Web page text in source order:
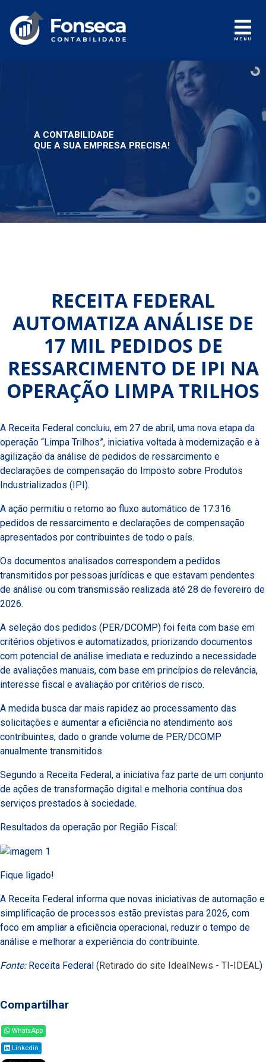
MENU
A CONTABILIDADE
QUE A SUA EMPRESA PRECISA!
RECEITA FEDERAL
AUTOMATIZA ANÁLISE DE
17 MIL PEDIDOS DE
RESSARCIMENTO DE IPI NA
OPERAÇÃO LIMPA TRILHOS
A Receita Federal concluiu, em 27 de abril, uma nova etapa da
operação “Limpa Trilhos”, iniciativa voltada à modernização e à
agilização da análise de pedidos de ressarcimento e
declarações de compensação do Imposto sobre Produtos
Industrializados (IPI).
A ação permitiu o retorno ao fluxo automático de 17.316
pedidos de ressarcimento e declarações de compensação
apresentados por contribuintes de todo o país.
Os documentos analisados correspondem a pedidos
transmitidos por pessoas jurídicas e que estavam pendentes
de análise ou com transmissão realizada até 28 de fevereiro de
2026.
A seleção dos pedidos (PER/DCOMP) foi feita com base em
critérios objetivos e automatizados, priorizando documentos
com potencial de análise imediata e reduzindo a necessidade
de avaliações manuais, com base em princípios de relevância,
interesse fiscal e avaliação por critérios de risco.
A medida busca dar mais rapidez ao processamento das
solicitações e aumentar a eficiência no atendimento aos
contribuintes, dado o grande volume de PER/DCOMP
anualmente transmitidos.
Segundo a Receita Federal, a iniciativa faz parte de um conjunto
de ações de transformação digital e melhoria contínua dos
serviços prestados à sociedade.
Resultados da operação por Região Fiscal:
Fique ligado!
A Receita Federal informa que novas iniciativas de automação e
simplificação de processos estão previstas para 2026, com
foco em ampliar a eficiência operacional, reduzir o tempo de
análise e melhorar a experiência do contribuinte.
Fonte:Receita Federal (Retirado do site IdealNews - TI-IDEAL)
Compartilhar
WhatsApp
Linkedin